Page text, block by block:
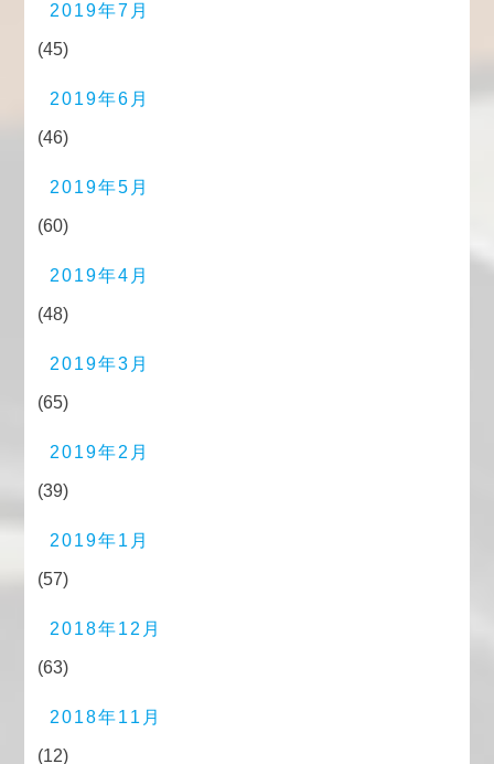
2019年7月
(45)
2019年6月
(46)
2019年5月
(60)
2019年4月
(48)
2019年3月
(65)
2019年2月
(39)
2019年1月
(57)
2018年12月
(63)
2018年11月
(12)